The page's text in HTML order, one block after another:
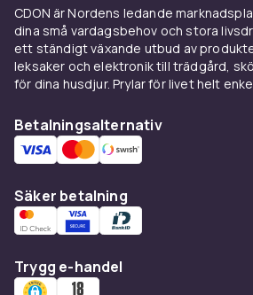
CDON är Nordens ledande
dina små vardagsbehov och stora
ett ständigt växande utbud av
leksaker och elektronik till trädgård,
för dina husdjur. Prylar för livet helt
Betalningsalternativ
Säker betalning
Trygg e-handel